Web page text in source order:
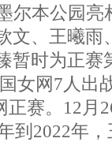
尔本公园
文、王曦雨
暂时为正赛
女网7人
赛。12月
到2022年